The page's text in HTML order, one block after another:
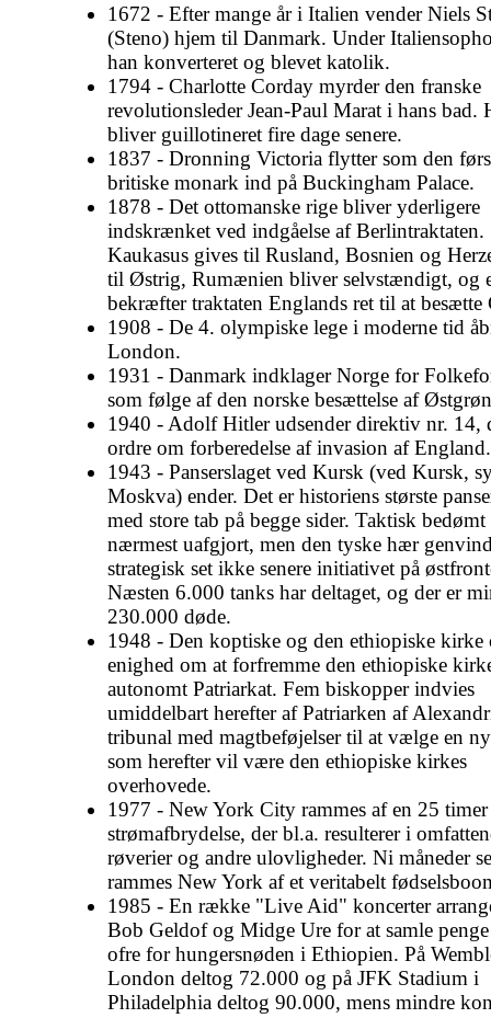
1672 - Efter mange år i Italien vender Niels
(Steno) hjem til Danmark. Under
han konverteret og blevet katolik.
1794 - Charlotte Corday myrder den franske
revolutionsleder Jean-Paul Marat i hans bad.
bliver guillotineret fire dage senere.
1837 - Dronning Victoria flytter som den
britiske monark ind på Buckingham Palace.
1878 - Det ottomanske rige bliver yderligere
indskrænket ved indgåelse af Berlintraktaten.
Kaukasus gives til Rusland, Bosnien og
til Østrig, Rumænien bliver selvstændigt, og
bekræfter traktaten Englands ret til at besætte
1908 - De 4. olympiske lege i moderne tid
London.
1931 - Danmark indklager Norge for
som følge af den norske besættelse af
1940 - Adolf Hitler udsender direktiv nr. 14,
ordre om forberedelse af invasion af England.
1943 - Panserslaget ved Kursk (ved Kursk,
Moskva) ender. Det er historiens største
med store tab på begge sider. Taktisk bedømt
nærmest uafgjort, men den tyske hær
strategisk set ikke senere initiativet på
Næsten 6.000 tanks har deltaget, og der er
230.000 døde.
1948 - Den koptiske og den ethiopiske kirke
enighed om at forfremme den ethiopiske
autonomt Patriarkat. Fem biskopper indvies
umiddelbart herefter af Patriarken af
tribunal med magtbeføjelser til at vælge en
som herefter vil være den ethiopiske kirkes
overhovede.
1977 - New York City rammes af en 25
strømafbrydelse, der bl.a. resulterer i
røverier og andre ulovligheder. Ni måneder
rammes New York af et veritabelt
1985 - En række "Live Aid" koncerter
Bob Geldof og Midge Ure for at samle
ofre for hungersnøden i Ethiopien. På
London deltog 72.000 og på JFK Stadium i
Philadelphia deltog 90.000, mens mindre